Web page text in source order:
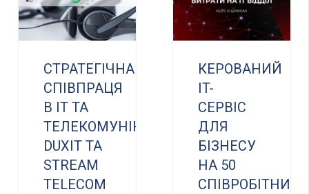
СТРАТЕГІЧНА
СПІВПРАЦЯ
В ІТ ТА
ТЕЛЕКОМУНІКАЦІЯХ:
DUXIT ТА
STREAM
TELECOM
КЕРОВАНИЙ
IT-
СЕРВІС
ДЛЯ
БІЗНЕСУ
НА 50